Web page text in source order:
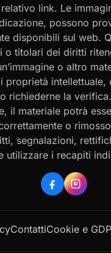
link. Le
possono
disponibili sul web.
o titolari dei diritti
o altro
proprietà intellettuale,
richiederne la
il materiale potrà
o
segnalazioni,
utilizzare i recapiti
ContattiCookie e